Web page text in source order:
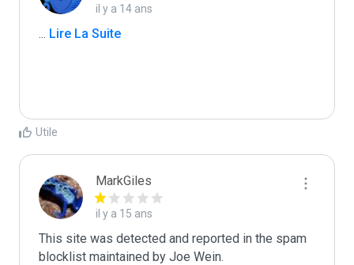
il y a 14 ans
... Lire La Suite
Utile
MarkGiles
il y a 15 ans
This site was detected and reported in the spam
blocklist maintained by Joe Wein.